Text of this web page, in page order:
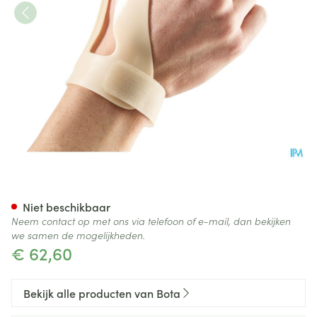
€ 62,60
Niet beschikbaar
Neem contact op met ons via telefoon of e-mail, dan bekijken
we samen de mogelijkheden.
Bekijk alle producten van Bota